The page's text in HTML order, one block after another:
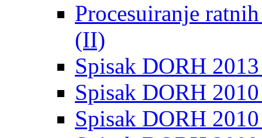
Procesuiranje
(II)
Spisak DORH
Spisak DORH
Spisak DORH